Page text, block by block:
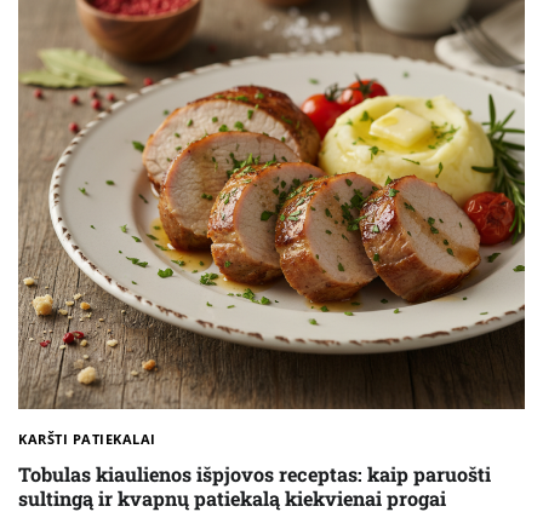
KARŠTI PATIEKALAI
Tobulas kiaulienos išpjovos receptas: kaip paruošti
sultingą ir kvapnų patiekalą kiekvienai progai